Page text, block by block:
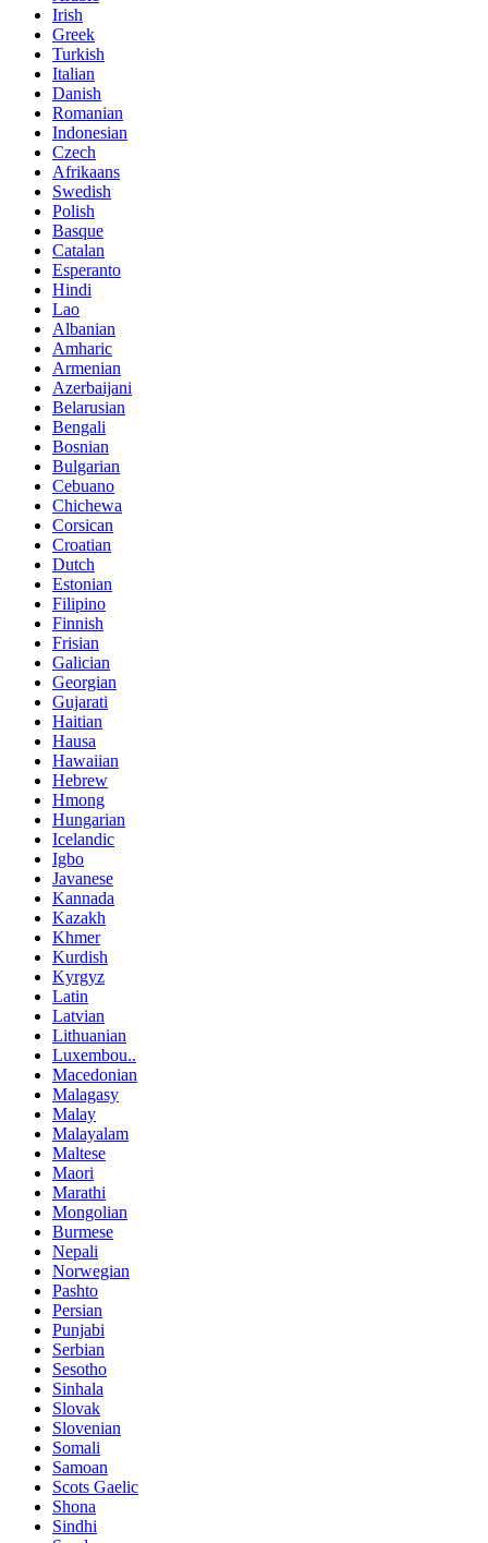
Irish
Greek
Turkish
Italian
Danish
Romanian
Indonesian
Czech
Afrikaans
Swedish
Polish
Basque
Catalan
Esperanto
Hindi
Lao
Albanian
Amharic
Armenian
Azerbaijani
Belarusian
Bengali
Bosnian
Bulgarian
Cebuano
Chichewa
Corsican
Croatian
Dutch
Estonian
Filipino
Finnish
Frisian
Galician
Georgian
Gujarati
Haitian
Hausa
Hawaiian
Hebrew
Hmong
Hungarian
Icelandic
Igbo
Javanese
Kannada
Kazakh
Khmer
Kurdish
Kyrgyz
Latin
Latvian
Lithuanian
Luxembou..
Macedonian
Malagasy
Malay
Malayalam
Maltese
Maori
Marathi
Mongolian
Burmese
Nepali
Norwegian
Pashto
Persian
Punjabi
Serbian
Sesotho
Sinhala
Slovak
Slovenian
Somali
Samoan
Scots Gaelic
Shona
Sindhi